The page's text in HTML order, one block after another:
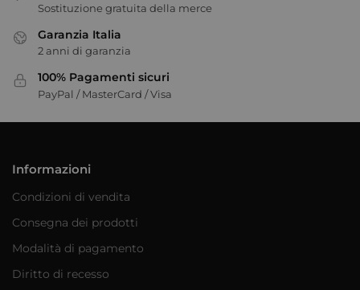
Sostituzione gratuita della merce
Garanzia Italia
2 anni di garanzia
100% Pagamenti sicuri
PayPal / MasterCard / Visa
Informazioni
Condizioni di vendita
Consegna dei prodotti
Modalità di pagamento
Diritto di recesso